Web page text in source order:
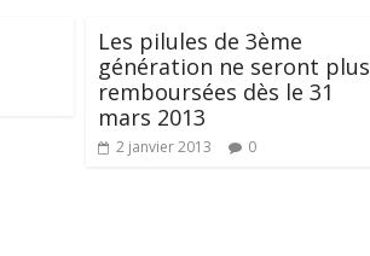
Les pilules de 3ème
génération ne seront plus
remboursées dès le 31
mars 2013
2 janvier 2013 0